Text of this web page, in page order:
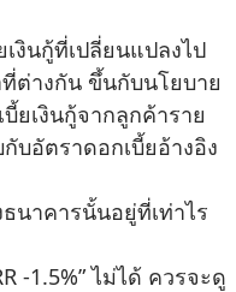
งินกู้ที่เปลี่ยนแปลงไป
ต่างกัน ขึ้นกับนโยบาย
ยเงินกู้จากลูกค้าราย
บอัตราดอกเบี้ยอ้างอิง
นาคารนั้นอยู่ที่เท่าไร
-1.5%” ไม่ได้ ควรจะดู